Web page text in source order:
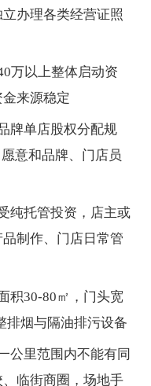
办理各类经营证照
以上整体启动资
来源稳定
单店股权分配规
意和品牌、门店员
托管投资，店主或
制作、门店日常管
30-80㎡，门头宽
排烟与隔油排污设备
里范围内不能有同
临街商圈，场地手